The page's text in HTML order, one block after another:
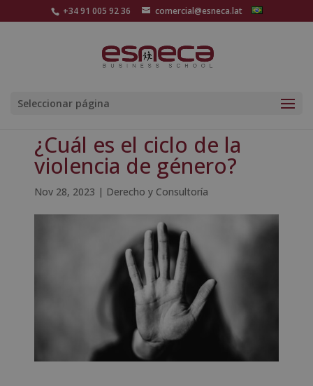
+34 91 005 92 36 comercial@esneca.lat
Seleccionar página
¿Cuál es el ciclo de la
violencia de género?
Nov 28, 2023 | Derecho y Consultoría